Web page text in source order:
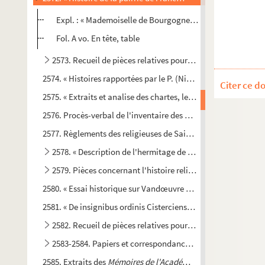
Expl. : « Mademoiselle de Bourgogne jusques au jour de
Fol. A vo. En tête, table
2573. Recueil de pièces relatives pour la plupart à la
2574. « Histoires rapportées par le P. (Nicolas) Des Guerrois
2575. « Extraits et analise des chartes, lettres patentes,
2576. Procès-verbal de l'inventaire des meubles de la
2577. Règlements des religieuses de Sainte-Ursule. 1642-1643
2578. « Description de l'hermitage de Notre-Dame-du-
2579. Pièces concernant l'histoire religieuse du XVIII
2580. « Essai historique sur Vandœuvre en Champagne,
2581. « De insignibus ordinis Cisterciensis scriptoribus
2582. Recueil de pièces relatives pour la plupart à l'église
2583-2584. Papiers et correspondance de J.-B. Ludot, de
2585. Extraits des Mémoires de l'Académie des sciences,
Citer ce